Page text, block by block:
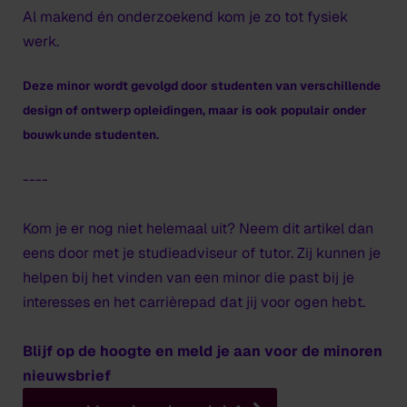
Al makend én onderzoekend kom je zo tot fysiek
werk.
Deze minor wordt gevolgd door studenten van verschillende
design of ontwerp opleidingen, maar is ook populair onder
bouwkunde studenten.
----
Kom je er nog niet helemaal uit? Neem dit artikel dan
eens door met je studieadviseur of tutor. Zij kunnen je
helpen bij het vinden van een minor die past bij je
interesses en het carrièrepad dat jij voor ogen hebt.
Blijf op de hoogte en meld je aan voor de minoren
nieuwsbrief